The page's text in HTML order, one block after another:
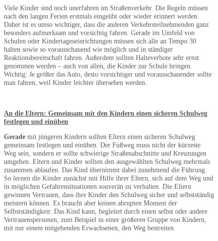
Viele Kinder sind noch unerfahren im Straßenverkehr. Die Regeln müssen
nach den langen Ferien erstmals eingeübt oder wieder erinnert werden.
Daher ist es umso wichtiger, dass die anderen Verkehrsteilnehmenden ganz
besonders aufmerksam und vorsichtig fahren. Gerade im Umfeld von
Schulen oder Kindertageseinrichtungen müssen sich alle an Tempo 30
halten sowie so vorausschauend wie möglich und in ständiger
Reaktionsbereitschaft fahren. Außerdem sollten Halteverbote sehr ernst
genommen werden – auch von allen, die Kinder zur Schule bringen.
Wichtig: Je größer das Auto, desto vorsichtiger und vorausschauender sollte
man fahren, weil Kinder leichter übersehen werden.
An die Eltern: Gemeinsam mit den Kindern einen sicheren Schulweg
festlegen und einüben
Gerade mit jüngeren Kindern sollten Eltern einen sicheren Schulweg
gemeinsam festlegen und einüben. Der Fußweg muss nicht der kürzeste
Weg sein, sondern er sollte schwierige Straßenabschnitte und Kreuzungen
umgehen. Eltern und Kinder sollten den ausgewählten Schulweg mehrmals
zusammen ablaufen. Das Kind übernimmt dabei zunehmend die Führung.
So lernen die Kinder zunächst mit Hilfe ihrer Eltern, sich auf dem Weg und
in möglichen Gefahrensituationen souverän zu verhalten. Die Eltern
gewinnen Vertrauen, dass ihre Kinder den Schulweg sicher und selbstständig
meistern können. Es braucht aber keinen abrupten Moment der
Selbstständigkeit: Das Kind kann, begleitet durch einen selbst oder andere
Vertrauenspersonen, zum Beispiel in einer größeren Gruppe von Kindern,
mit nur einem mitgehenden Erwachsenen, den Weg bestreiten.